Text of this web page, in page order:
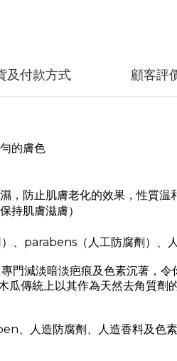
及付款方式 顧客評
的膚色
，防止肌膚老化的效果，性質温
持肌膚滋膚）
、parabens（人工防腐劑） 、
門減淡暗淡疤痕及色素沉著，
瓜傳統上以其作為天然去角質劑
、 人造防腐劑、 人造香料及色素